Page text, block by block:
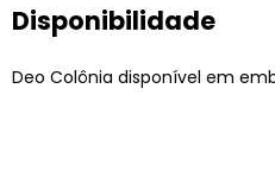
Disponibilidade
Deo Colônia disponível em